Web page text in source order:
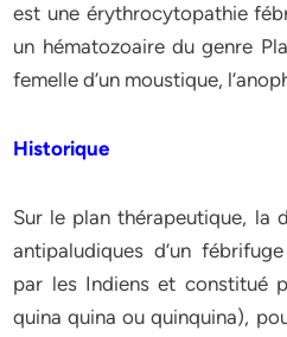
est une érythrocytopathie
un hématozoaire du genre
femelle d’un moustique,
Historique
Sur le plan thérapeutique, la
antipaludiques d’un
par les Indiens et constitué
quina quina ou quinquina),